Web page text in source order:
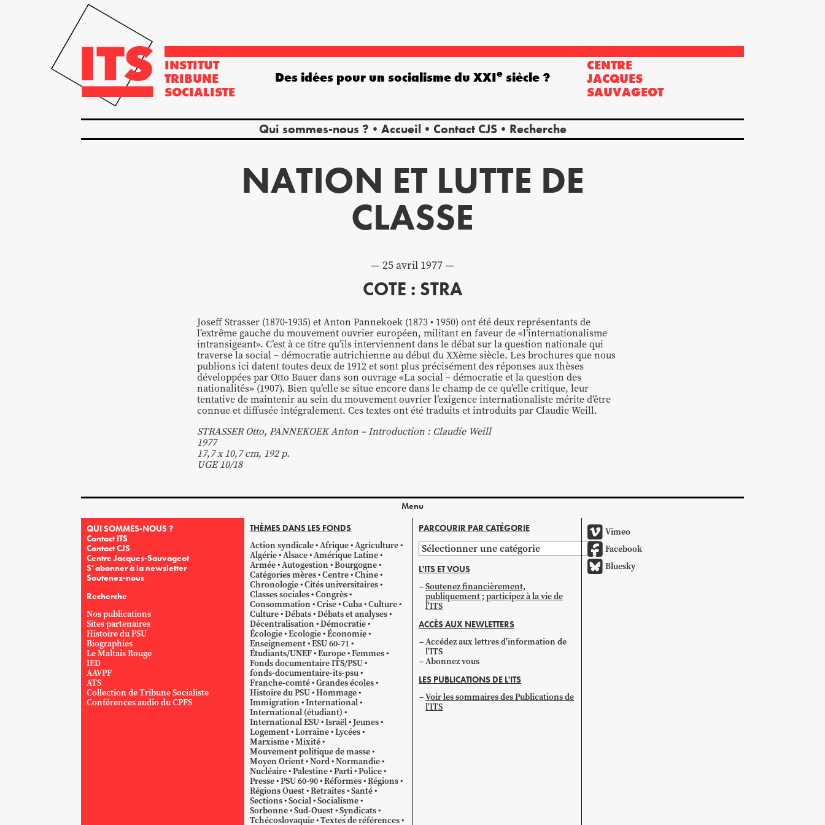
INSTITUT
TRIBUNE
SOCIALISTE
CENTRE
JACQUES
SAUVAGEOT
Qui sommes-nous ? Accueil Contact CJS Recherche
Des idées pour un socialisme du XXIe siècle ?
NATION ET LUTTE DE
CLASSE
25 avril 1977
COTE : STRA
Joseff Strasser (1870-1935) et Anton Pannekoek (1873 • 1950) ont été deux représentants de
l’extrême gauche du mouvement ouvrier européen, militant en faveur de «l’internationalisme
intransigeant». C’est à ce titre qu’ils interviennent dans le débat sur la question nationale qui
traverse la social – démocratie autrichienne au début du XXème siècle. Les brochures que nous
publions ici datent toutes deux de 1912 et sont plus précisément des réponses aux thèses
développées par Otto Bauer dans son ouvrage «La social – démocratie et la question des
nationalités» (1907). Bien qu’elle se situe encore dans le champ de ce qu’elle critique, leur
tentative de maintenir au sein du mouvement ouvrier l’exigence internationaliste mérite d’être
connue et diffusée intégralement. Ces textes ont été traduits et introduits par Claudie Weill.
STRASSER Otto, PANNEKOEK Anton – Introduction : Claudie Weill
1977
17,7 x 10,7 cm, 192 p.
UGE 10/18
Menu
QUI SOMMES-NOUS ?
Contact ITS
Contact CJS
Centre Jacques-Sauvageot
S’abonner à la newsletter
Soutenez-nous
Recherche
Nos publications
Sites partenaires
Histoire du PSU
Biographies
Le Maltais Rouge
IED
AAVPF
ATS
Collection de Tribune Socialiste
Conférences audio du CPFS
THÈMES DANS LES FONDS
Action syndicale Afrique Agriculture
Algérie Alsace Amérique Latine
Armée Autogestion Bourgogne
Catégories mères Centre Chine
Chronologie Cités universitaires
Classes sociales Congrès
Consommation Crise Cuba Culture
Culture Débats Débats et analyses
Décentralisation Démocratie
Écologie Ecologie Économie
Enseignement ESU 60-71
Étudiants/UNEF Europe Femmes
Fonds documentaire ITS/PSU
fonds-documentaire-its-psu
Franche-comté Grandes écoles
Histoire du PSU Hommage
Immigration International
International (étudiant)
International ESU Israël Jeunes
Logement Lorraine Lycées
Marxisme Mixité
Mouvement politique de masse
Moyen Orient Nord Normandie
Nucléaire Palestine Parti Police
Presse PSU 60-90 Réformes Régions
Régions Ouest Retraites Santé
Sections Social Socialisme
Sorbonne Sud-Ouest Syndicats
Tchécoslovaquie Textes de références
PARCOURIR PAR CATÉGORIE
Parcourir
par
catégorie
L'ITS ET VOUS
Soutenez financièrement,
publiquement ; participez à la vie de
l'ITS
ACCÈS AUX NEWLETTERS
Accédez aux lettres d'information de
l'ITS
Abonnez vous
LES PUBLICATIONS DE L'ITS
Voir les sommaires des Publications de
l'ITS
Vimeo
Facebook
Bluesky